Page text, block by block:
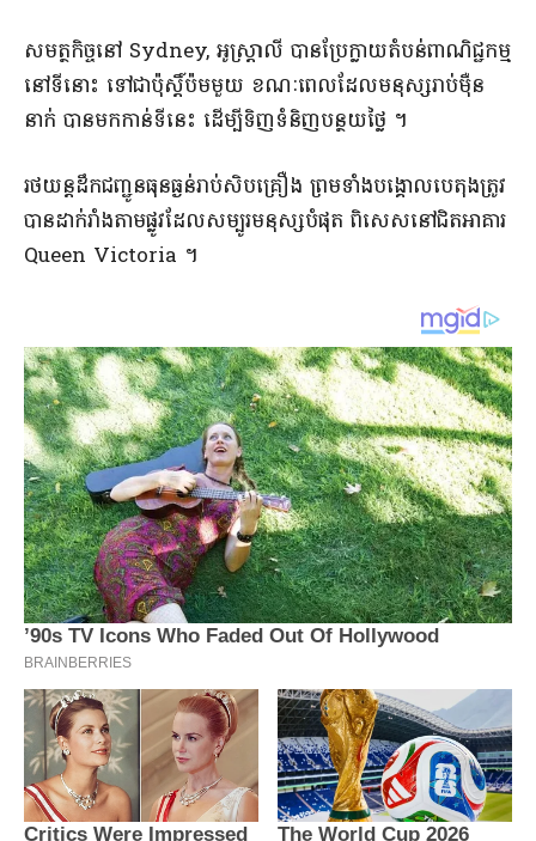
សមត្ថកិច្ច​នៅ Sydney, អូស្ត្រាលី បាន​ប្រែក្លាយ​តំបន់​ពាណិជ្ជកម្ម​
នៅ​ទីនោះ ទៅ​ជា​ប៉ុស្តិ៍​ប៉ម​មួយ ខណៈពេល​ដែល​មនុស្ស​រាប់​ម៉ឺន​
នាក់ បាន​មក​កាន់​ទី​នេះ ដើម្បី​ទិញ​ទំនិញ​បន្ថយថ្លៃ ។​
​រថយន្ត​ដឹក​ជញ្ជូន​ធុន​ធ្ងន់​រាប់​សិប​គ្រឿង ព្រមទាំង​បង្គោល​បេតុង​ត្រូវ
បាន​ដាក់​រាំង​តាម​ផ្លូវ​ដែល​សម្បូរ​មនុស្ស​បំផុត ពិសេស​នៅ​ជិត​អាគារ
Queen Victoria ។​